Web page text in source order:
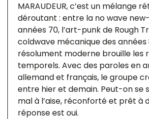
MARAUDEUR, c’est un mélange
déroutant : entre la no wave
années 70, l’art-punk de Rough
coldwave mécanique des années
résolument moderne brouille les
temporels. Avec des paroles en
allemand et français, le groupe
entre hier et demain. Peut-on se
mal à l’aise, réconforté et prêt à
réponse est oui.